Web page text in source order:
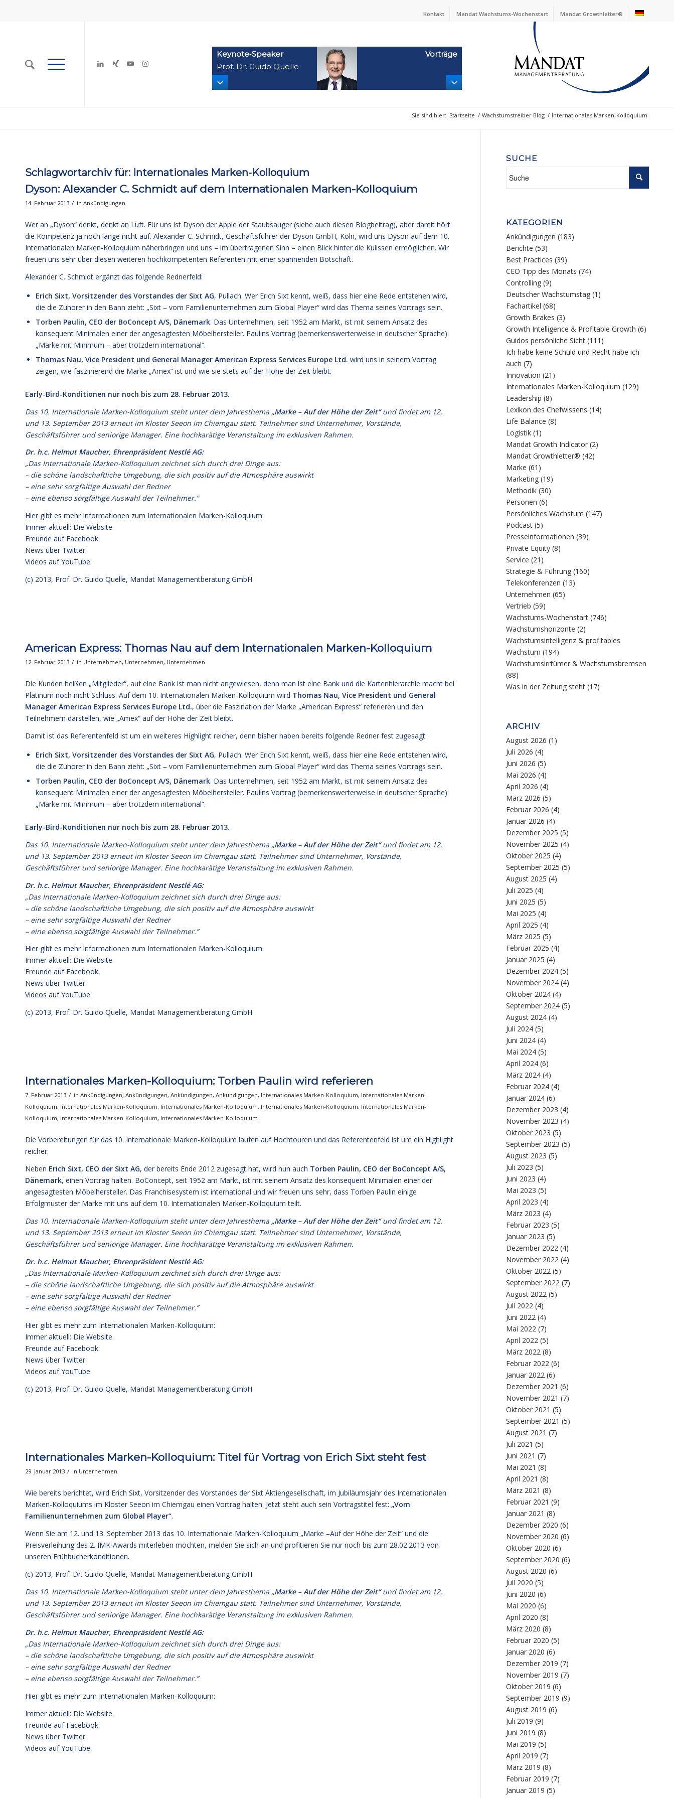
Kontakt Mandat Wachstums-Wochenstart Mandat Growthletter®
Keynote‑Speaker
Prof. Dr. Guido Quelle
Vorträge
Sie sind hier: Startseite / Wachstumstreiber Blog / Internationales Marken-Kolloquium
Schlagwortarchiv für: Internationales Marken-Kolloquium
Dyson: Alexander C. Schmidt auf dem Internationalen Marken-Kolloquium
14. Februar 2013 / in Ankündigungen
Wer an „Dyson“ denkt, denkt an Luft. Für uns ist Dyson der Apple der Staubsauger (siehe auch diesen Blogbeitrag), aber damit hört
die Kompetenz ja noch lange nicht auf. Alexander C. Schmidt, Geschäftsführer der Dyson GmbH, Köln, wird uns Dyson auf dem 10.
Internationalen Marken-Kolloquium näherbringen und uns – im übertragenen Sinn – einen Blick hinter die Kulissen ermöglichen. Wir
freuen uns sehr über diesen weiteren hochkompetenten Referenten mit einer spannenden Botschaft.
Alexander C. Schmidt ergänzt das folgende Rednerfeld:
Erich Sixt, Vorsitzender des Vorstandes der Sixt AG, Pullach. Wer Erich Sixt kennt, weiß, dass hier eine Rede entstehen wird,
die die Zuhörer in den Bann zieht: „Sixt – vom Familienunternehmen zum Global Player“ wird das Thema seines Vortrags sein.
Torben Paulin, CEO der BoConcept A/S, Dänemark. Das Unternehmen, seit 1952 am Markt, ist mit seinem Ansatz des
konsequent Minimalen einer der angesagtesten Möbelhersteller. Paulins Vortrag (bemerkenswerterweise in deutscher Sprache):
„Marke mit Minimum – aber trotzdem international“.
Thomas Nau, Vice President und General Manager American Express Services Europe Ltd. wird uns in seinem Vortrag
zeigen, wie faszinierend die Marke „Amex“ ist und wie sie stets auf der Höhe der Zeit bleibt.
Early-Bird-Konditionen nur noch bis zum 28. Februar 2013.
Das 10. Internationale Marken-Kolloquium steht unter dem Jahresthema „Marke – Auf der Höhe der Zeit“und findet am 12.
und 13. September 2013 erneut im Kloster Seeon im Chiemgau statt. Teilnehmer sind Unternehmer, Vorstände,
Geschäftsführer und seniorige Manager. Eine hochkarätige Veranstaltung im exklusiven Rahmen.
Dr. h.c. Helmut Maucher, Ehrenpräsident Nestlé AG:
„Das Internationale Marken-Kolloquium zeichnet sich durch drei Dinge aus:
– die schöne landschaftliche Umgebung, die sich positiv auf die Atmosphäre auswirkt
– eine sehr sorgfältige Auswahl der Redner
– eine ebenso sorgfältige Auswahl der Teilnehmer.”
Hier gibt es mehr Informationen zum Internationalen Marken-Kolloquium:
Immer aktuell: Die Website.
Freunde auf Facebook.
News über Twitter.
Videos auf YouTube.
(c) 2013, Prof. Dr. Guido Quelle, Mandat Managementberatung GmbH
American Express: Thomas Nau auf dem Internationalen Marken-Kolloquium
12. Februar 2013 / in Unternehmen, Unternehmen, Unternehmen
Die Kunden heißen „Mitglieder“, auf eine Bank ist man nicht angewiesen, denn man ist eine Bank und die Kartenhierarchie macht bei
Platinum noch nicht Schluss. Auf dem 10. Internationalen Marken-Kolloquium wird Thomas Nau, Vice President und General
Manager American Express Services Europe Ltd., über die Faszination der Marke „American Express“ referieren und den
Teilnehmern darstellen, wie „Amex“ auf der Höhe der Zeit bleibt.
Damit ist das Referentenfeld ist um ein weiteres Highlight reicher, denn bisher haben bereits folgende Redner fest zugesagt:
Erich Sixt, Vorsitzender des Vorstandes der Sixt AG, Pullach. Wer Erich Sixt kennt, weiß, dass hier eine Rede entstehen wird,
die die Zuhörer in den Bann zieht: „Sixt – vom Familienunternehmen zum Global Player“ wird das Thema seines Vortrags sein.
Torben Paulin, CEO der BoConcept A/S, Dänemark. Das Unternehmen, seit 1952 am Markt, ist mit seinem Ansatz des
konsequent Minimalen einer der angesagtesten Möbelhersteller. Paulins Vortrag (bemerkenswerterweise in deutscher Sprache):
„Marke mit Minimum – aber trotzdem international“.
Early-Bird-Konditionen nur noch bis zum 28. Februar 2013.
Das 10. Internationale Marken-Kolloquium steht unter dem Jahresthema „Marke – Auf der Höhe der Zeit“und findet am 12.
und 13. September 2013 erneut im Kloster Seeon im Chiemgau statt. Teilnehmer sind Unternehmer, Vorstände,
Geschäftsführer und seniorige Manager. Eine hochkarätige Veranstaltung im exklusiven Rahmen.
Dr. h.c. Helmut Maucher, Ehrenpräsident Nestlé AG:
„Das Internationale Marken-Kolloquium zeichnet sich durch drei Dinge aus:
– die schöne landschaftliche Umgebung, die sich positiv auf die Atmosphäre auswirkt
– eine sehr sorgfältige Auswahl der Redner
– eine ebenso sorgfältige Auswahl der Teilnehmer.”
Hier gibt es mehr Informationen zum Internationalen Marken-Kolloquium:
Immer aktuell: Die Website.
Freunde auf Facebook.
News über Twitter.
Videos auf YouTube.
(c) 2013, Prof. Dr. Guido Quelle, Mandat Managementberatung GmbH
Internationales Marken-Kolloquium: Torben Paulin wird referieren
7. Februar 2013 / in Ankündigungen, Ankündigungen, Ankündigungen, Ankündigungen, Internationales Marken-Kolloquium, Internationales Marken-
Kolloquium, Internationales Marken-Kolloquium, Internationales Marken-Kolloquium, Internationales Marken-Kolloquium, Internationales Marken-
Kolloquium, Internationales Marken-Kolloquium, Internationales Marken-Kolloquium
Die Vorbereitungen für das 10. Internationale Marken-Kolloquium laufen auf Hochtouren und das Referentenfeld ist um ein Highlight
reicher:
Neben Erich Sixt, CEO der Sixt AG, der bereits Ende 2012 zugesagt hat, wird nun auch Torben Paulin, CEO der BoConcept A/S,
Dänemark, einen Vortrag halten. BoConcept, seit 1952 am Markt, ist mit seinem Ansatz des konsequent Minimalen einer der
angesagtesten Möbelhersteller. Das Franchisesystem ist international und wir freuen uns sehr, dass Torben Paulin einige
Erfolgmuster der Marke mit uns auf dem 10. Internationalen Marken-Kolloquium teilt.
Das 10. Internationale Marken-Kolloquium steht unter dem Jahresthema „Marke – Auf der Höhe der Zeit“und findet am 12.
und 13. September 2013 erneut im Kloster Seeon im Chiemgau statt. Teilnehmer sind Unternehmer, Vorstände,
Geschäftsführer und seniorige Manager. Eine hochkarätige Veranstaltung im exklusiven Rahmen.
Dr. h.c. Helmut Maucher, Ehrenpräsident Nestlé AG:
„Das Internationale Marken-Kolloquium zeichnet sich durch drei Dinge aus:
– die schöne landschaftliche Umgebung, die sich positiv auf die Atmosphäre auswirkt
– eine sehr sorgfältige Auswahl der Redner
– eine ebenso sorgfältige Auswahl der Teilnehmer.”
Hier gibt es mehr zum Internationalen Marken-Kolloquium:
Immer aktuell: Die Website.
Freunde auf Facebook.
News über Twitter.
Videos auf YouTube.
(c) 2013, Prof. Dr. Guido Quelle, Mandat Managementberatung GmbH
Internationales Marken-Kolloquium: Titel für Vortrag von Erich Sixt steht fest
29. Januar 2013 / in Unternehmen
Wie bereits berichtet, wird Erich Sixt, Vorsitzender des Vorstandes der Sixt Aktiengesellschaft, im Jubiläumsjahr des Internationalen
Marken-Kolloquiums im Kloster Seeon im Chiemgau einen Vortrag halten. Jetzt steht auch sein Vortragstitel fest: „Vom
Familienunternehmen zum Global Player“.
Wenn Sie am 12. und 13. September 2013 das 10. Internationale Marken-Kolloquium „Marke –Auf der Höhe der Zeit“ und die
Preisverleihung des 2. IMK-Awards miterleben möchten, melden Sie sich an und profitieren Sie nur noch bis zum 28.02.2013 von
unseren Frühbucherkonditionen.
(c) 2013, Prof. Dr. Guido Quelle, Mandat Managementberatung GmbH
Das 10. Internationale Marken-Kolloquium steht unter dem Jahresthema „Marke – Auf der Höhe der Zeit“und findet am 12.
und 13. September 2013 erneut im Kloster Seeon im Chiemgau statt. Teilnehmer sind Unternehmer, Vorstände,
Geschäftsführer und seniorige Manager. Eine hochkarätige Veranstaltung im exklusiven Rahmen.
Dr. h.c. Helmut Maucher, Ehrenpräsident Nestlé AG:
„Das Internationale Marken-Kolloquium zeichnet sich durch drei Dinge aus:
– die schöne landschaftliche Umgebung, die sich positiv auf die Atmosphäre auswirkt
– eine sehr sorgfältige Auswahl der Redner
– eine ebenso sorgfältige Auswahl der Teilnehmer.”
Hier gibt es mehr zum Internationalen Marken-Kolloquium:
Immer aktuell: Die Website.
Freunde auf Facebook.
News über Twitter.
Videos auf YouTube.
SUCHE
KATEGORIEN
Ankündigungen (183)
Berichte (53)
Best Practices (39)
CEO Tipp des Monats (74)
Controlling (9)
Deutscher Wachstumstag (1)
Fachartikel (68)
Growth Brakes (3)
Growth Intelligence & Profitable Growth (6)
Guidos persönliche Sicht (111)
Ich habe keine Schuld und Recht habe ich
auch (7)
Innovation (21)
Internationales Marken-Kolloquium (129)
Leadership (8)
Lexikon des Chefwissens (14)
Life Balance (8)
Logistik (1)
Mandat Growth Indicator (2)
Mandat Growthletter® (42)
Marke (61)
Marketing (19)
Methodik (30)
Personen (6)
Persönliches Wachstum (147)
Podcast (5)
Presseinformationen (39)
Private Equity (8)
Service (21)
Strategie & Führung (160)
Telekonferenzen (13)
Unternehmen (65)
Vertrieb (59)
Wachstums-Wochenstart (746)
Wachstumshorizonte (2)
Wachstumsintelligenz & profitables
Wachstum (194)
Wachstumsirrtümer & Wachstumsbremsen
(88)
Was in der Zeitung steht (17)
ARCHIV
August 2026 (1)
Juli 2026 (4)
Juni 2026 (5)
Mai 2026 (4)
April 2026 (4)
März 2026 (5)
Februar 2026 (4)
Januar 2026 (4)
Dezember 2025 (5)
November 2025 (4)
Oktober 2025 (4)
September 2025 (5)
August 2025 (4)
Juli 2025 (4)
Juni 2025 (5)
Mai 2025 (4)
April 2025 (4)
März 2025 (5)
Februar 2025 (4)
Januar 2025 (4)
Dezember 2024 (5)
November 2024 (4)
Oktober 2024 (4)
September 2024 (5)
August 2024 (4)
Juli 2024 (5)
Juni 2024 (4)
Mai 2024 (5)
April 2024 (6)
März 2024 (4)
Februar 2024 (4)
Januar 2024 (6)
Dezember 2023 (4)
November 2023 (4)
Oktober 2023 (5)
September 2023 (5)
August 2023 (5)
Juli 2023 (5)
Juni 2023 (4)
Mai 2023 (5)
April 2023 (4)
März 2023 (4)
Februar 2023 (5)
Januar 2023 (5)
Dezember 2022 (4)
November 2022 (4)
Oktober 2022 (5)
September 2022 (7)
August 2022 (5)
Juli 2022 (4)
Juni 2022 (4)
Mai 2022 (7)
April 2022 (5)
März 2022 (8)
Februar 2022 (6)
Januar 2022 (6)
Dezember 2021 (6)
November 2021 (7)
Oktober 2021 (5)
September 2021 (5)
August 2021 (7)
Juli 2021 (5)
Juni 2021 (7)
Mai 2021 (8)
April 2021 (8)
März 2021 (8)
Februar 2021 (9)
Januar 2021 (8)
Dezember 2020 (6)
November 2020 (6)
Oktober 2020 (6)
September 2020 (6)
August 2020 (6)
Juli 2020 (5)
Juni 2020 (6)
Mai 2020 (6)
April 2020 (8)
März 2020 (8)
Februar 2020 (5)
Januar 2020 (6)
Dezember 2019 (7)
November 2019 (7)
Oktober 2019 (6)
September 2019 (9)
August 2019 (6)
Juli 2019 (9)
Juni 2019 (8)
Mai 2019 (5)
April 2019 (7)
März 2019 (8)
Februar 2019 (7)
Januar 2019 (5)